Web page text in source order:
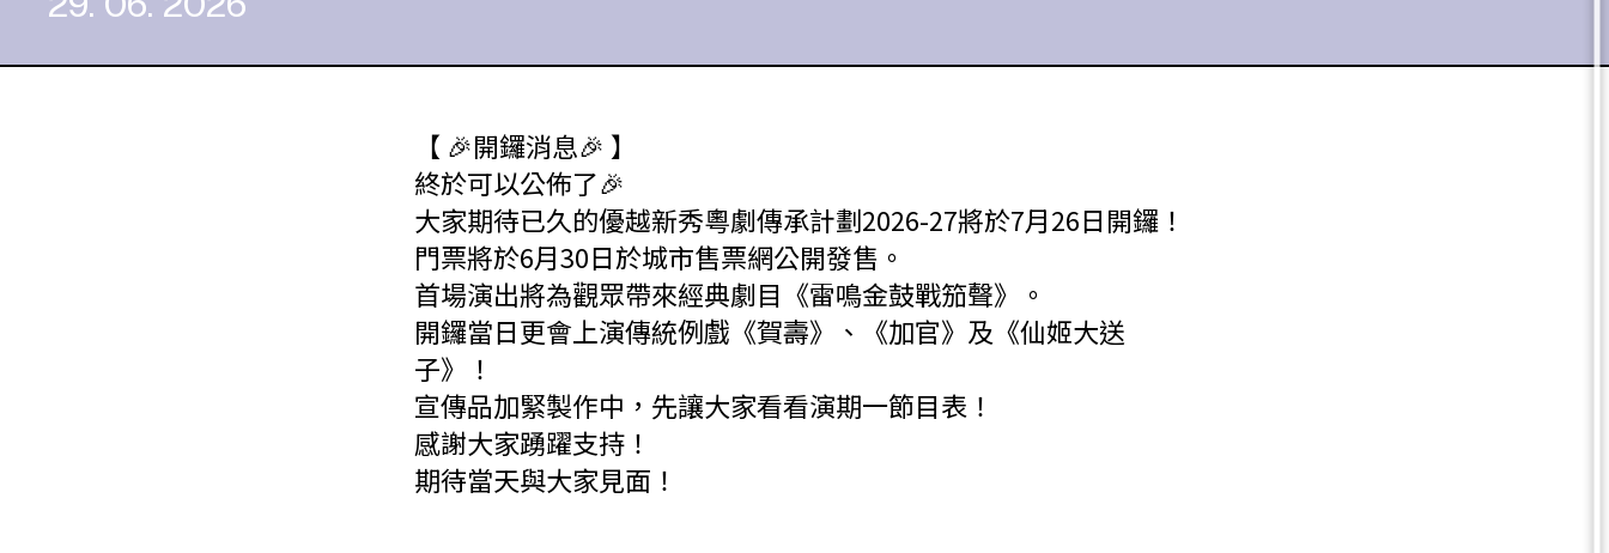
【 🎉開鑼消息🎉 】
終於可以公佈了🎉
大家期待已久的優越新秀粵劇傳承計劃2026-27將於7月26日開鑼！
門票將於6月30日於城市售票網公開發售。
首場演出將為觀眾帶來經典劇目《雷鳴金鼓戰笳聲》。
開鑼當日更會上演傳統例戲《賀壽》、《加官》及《仙姬大送
子》！
宣傳品加緊製作中，先讓大家看看演期一節目表！
感謝大家踴躍支持！
期待當天與大家見面！